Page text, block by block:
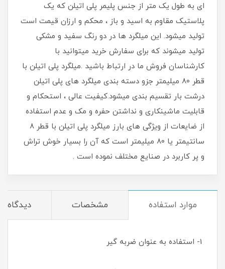
ای به طول یک متر از جنس پلیمر پلی اتیلن که یک
پلاستیک مقاوم به اسید و باز ، محکم و ارزان قیمت است
تولید میشود. این میلگرد ها در دو رنگ سفید و مشکی
تولید میشوند که برای سفارش خرید میتوانید با
کارشناسان فروش ما در ارتباط باشید .میلگرد پلی اتیلن با
قطر 80 میلیمتر جزو دسته بندی میلگرد های پلی اتیلن
درشت بار تقسیم بندی میشود.کیفیت عالی ، استحکام و
قابلیت ماشینکاری و نداشتن حفره و مک و عدم استفاده
از ضایعات از ویژگی های بارز میلگرد پلی اتیلن با قطر 8
سانتیمتر یا 80 میلیمتر است که آن را بسیار خوش تراش
و پر کاربرد در صنایع مختلف نموده است .
موارد استفاده مشخصات دیدگاه‌ها
1- استفاده به عنوان ضربه گیر